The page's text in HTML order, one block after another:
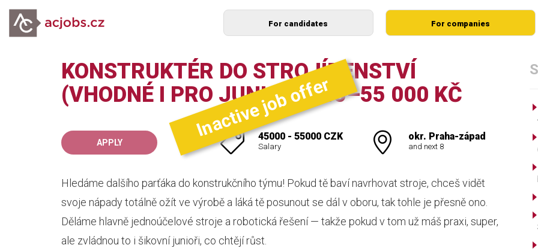
For candidates For companies
KONSTRUKTÉR DO STROJÍRENSTVÍ
(VHODNÉ I PRO JUNIORY) 45–55 000 KČ
Inactive job offer
APPLY
45000 - 55000 CZK
Salary
okr. Praha-západ
and next 8
Hledáme dalšího parťáka do konstrukčního týmu! Pokud tě baví navrhovat stroje, chceš vidět
svoje nápady totálně ožít ve výrobě a láká tě posunout se dál v oboru, tak tohle je přesně ono.
Děláme hlavně jednoúčelové stroje a robotická řešení — takže pokud v tom už máš praxi, super,
ale zvládnou to i šikovní junioři, co chtějí růst.